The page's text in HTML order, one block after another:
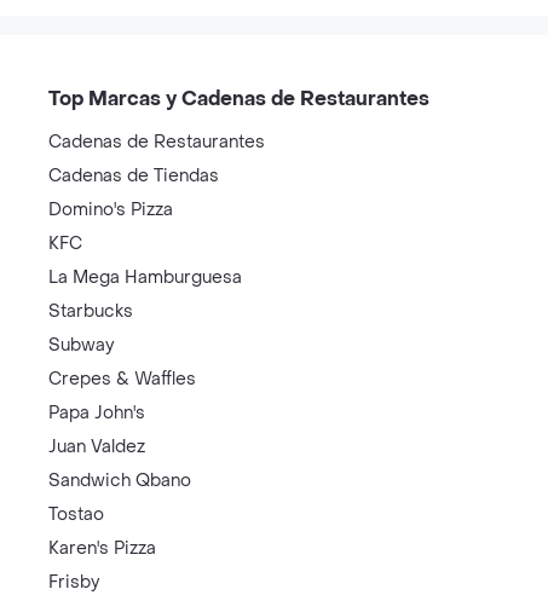
Top Marcas y Cadenas de Restaurantes
Cadenas de Restaurantes
Cadenas de Tiendas
Domino's Pizza
KFC
La Mega Hamburguesa
Starbucks
Subway
Crepes & Waffles
Papa John's
Juan Valdez
Sandwich Qbano
Tostao
Karen's Pizza
Frisby